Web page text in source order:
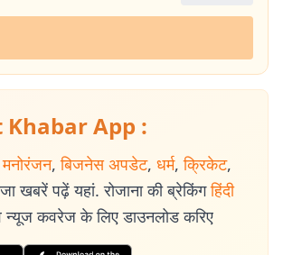
App :
मनोरंजन, बिजनेस अपडेट, धर्म, क्रिकेट,
खबरें पढ़ें यहां. रोजाना की ब्रेकिंग हिंदी
न्यूज कवरेज के लिए डाउनलोड करिए